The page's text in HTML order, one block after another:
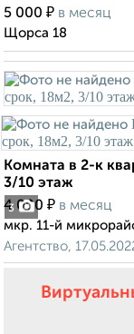
5 000 ₽ в месяц
Щорса 18
3
Комната в 2-к
3/10 этаж
4 000 ₽ в месяц
мкр. 11-й
Агентство,